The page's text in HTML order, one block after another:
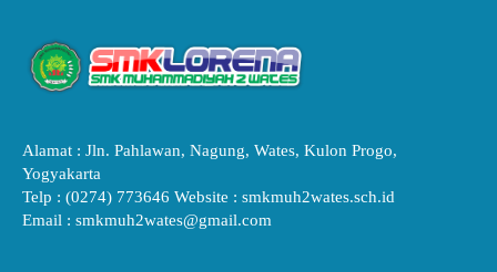
Alamat : Jln. Pahlawan, Nagung, Wates, Kulon Progo,
Yogyakarta
Telp : (0274) 773646 Website : smkmuh2wates.sch.id
Email : smkmuh2wates@gmail.com